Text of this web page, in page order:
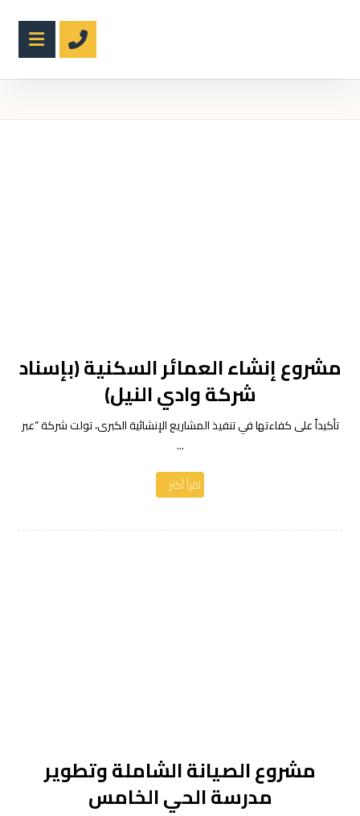
مشروع إنشاء العمائر السكنية (بإسناد
شركة وادي النيل)
تأكيداً على كفاءتها في تنفيذ المشاريع الإنشائية الكبرى، تولت شركة “عبر
...
اقرأ أكثر
مشروع الصيانة الشاملة وتطوير
مدرسة الحي الخامس